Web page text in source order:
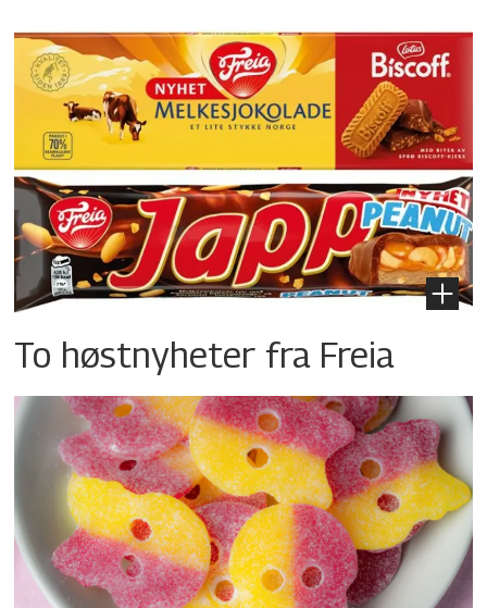
To høstnyheter fra Freia